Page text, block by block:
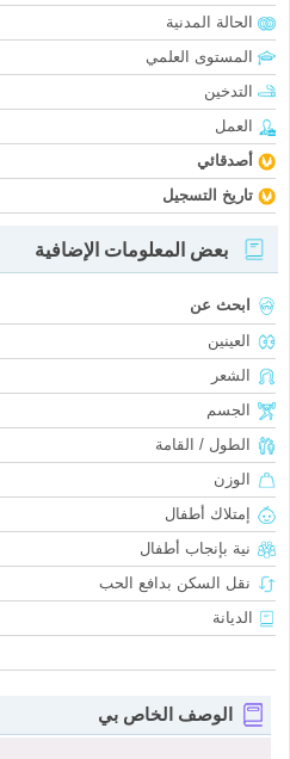
الحالة المدنية
المستوى العلمي
التدخين
العمل
أصدقائي
تاريخ التسجيل
بعض المعلومات الإضافية
ابحث عن
العينين
الشعر
الجسم
الطول / القامة
الوزن
إمتلاك أطفال
نية بإنجاب أطفال
نقل السكن بدافع الحب
الديانة
الوصف الخاص بي